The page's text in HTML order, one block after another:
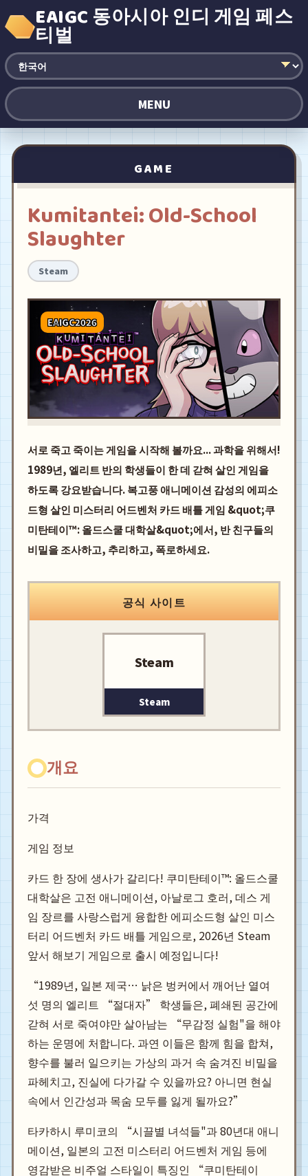
EAIGC 동아시아 인디 게임 페스
티벌
MENU
GAME
Kumitantei: Old-School
Slaughter
Steam
EAIGC2026
서로 죽고 죽이는 게임을 시작해 볼까요... 과학을 위해서!
1989년, 엘리트 반의 학생들이 한 데 갇혀 살인 게임을
하도록 강요받습니다. 복고풍 애니메이션 감성의 에피소
드형 살인 미스터리 어드벤처 카드 배틀 게임 &quot;쿠
미탄테이™: 올드스쿨 대학살&quot;에서, 반 친구들의
비밀을 조사하고, 추리하고, 폭로하세요.
공식 사이트
Steam
Steam
개요
가격
게임 정보
카드 한 장에 생사가 갈리다! 쿠미탄테이™: 올드스쿨
대학살은 고전 애니메이션, 아날로그 호러, 데스 게
임 장르를 사랑스럽게 융합한 에피소드형 살인 미스
터리 어드벤처 카드 배틀 게임으로, 2026년 Steam
앞서 해보기 게임으로 출시 예정입니다!
“1989년, 일본 제국… 낡은 벙커에서 깨어난 열여
섯 명의 엘리트 “절대자” 학생들은, 폐쇄된 공간에
갇혀 서로 죽여야만 살아남는 “무감정 실험"을 해야
하는 운명에 처합니다. 과연 이들은 함께 힘을 합쳐,
향수를 불러 일으키는 가상의 과거 속 숨겨진 비밀을
파헤치고, 진실에 다가갈 수 있을까요? 아니면 현실
속에서 인간성과 목숨 모두를 잃게 될까요?”
타카하시 루미코의 “시끌별 녀석들"과 80년대 애니
메이션, 일본의 고전 미스터리 어드벤처 게임 등에
영감받은 비주얼 스타일이 특징인 “쿠미탄테이